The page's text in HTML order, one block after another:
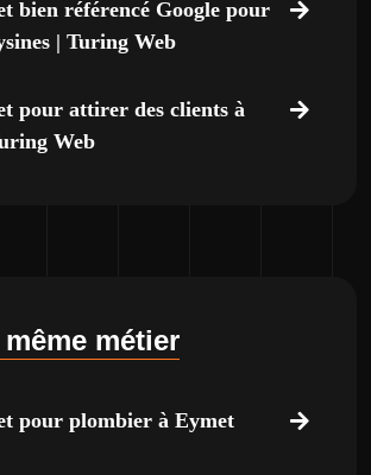
bien référencé Google pour
| Turing Web
pour attirer des clients à
Web
métier
pour plombier à Eymet